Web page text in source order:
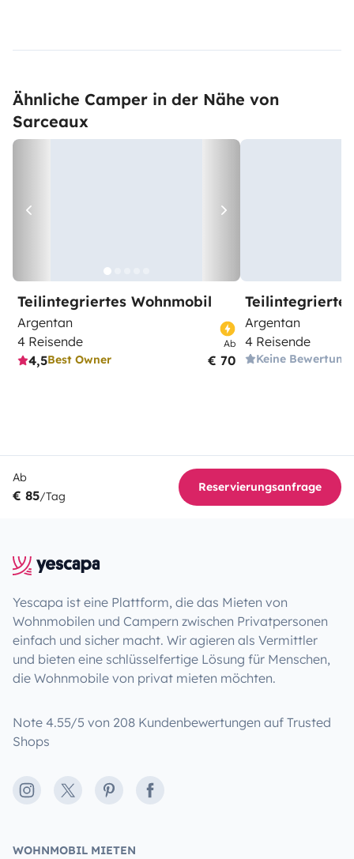
Ähnliche Camper in der Nähe von
Sarceaux
Teilintegriertes Wohnmobil
Argentan
4 Reisende
4,5Best Owner
Ab
€ 70
Argentan
4 Reisende
Keine Bewertung
Ab
€ 85/Tag
Reservierungsanfrage
Yescapa ist eine Plattform, die das Mieten von
Wohnmobilen und Campern zwischen Privatpersonen
einfach und sicher macht. Wir agieren als Vermittler
und bieten eine schlüsselfertige Lösung für Menschen,
die Wohnmobile von privat mieten möchten.
Note 4.55/5 von 208 Kundenbewertungen auf Trusted
Shops
Instagram
X PinterestFacebook
WOHNMOBIL MIETEN